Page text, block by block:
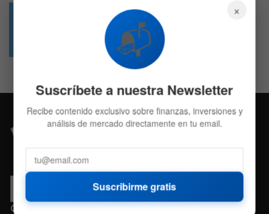
4.7k
Followers
×
📬
Suscríbete a nuestra Newsletter
Recibe contenido exclusivo sobre finanzas, inversiones y
análisis de mercado directamente en tu email.
Suscribirme gratis